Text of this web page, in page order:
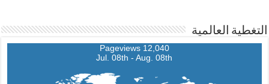
التغطية العالمية
12,040 Pageviews
Jul. 08th - Aug. 08th